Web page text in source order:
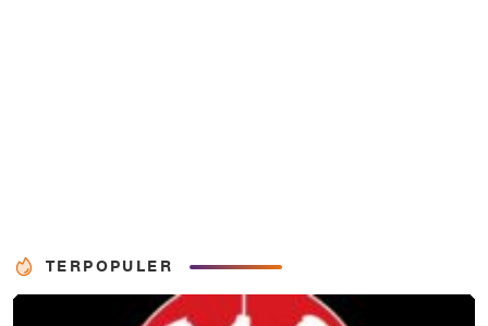
TERPOPULER